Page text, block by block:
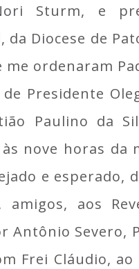
Sturm, e
da Diocese de
me ordenaram
de Presidente
Paulino da
às nove horas da
e esperado,
amigos, aos
Antônio Severo,
Frei Cláudio,